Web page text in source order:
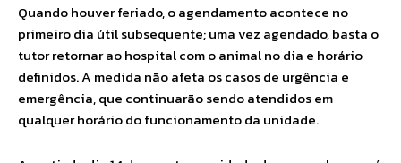
Quando houver feriado, o agendamento acontece no
primeiro dia útil subsequente; uma vez agendado, basta o
tutor retornar ao hospital com o animal no dia e horário
definidos. A medida não afeta os casos de urgência e
emergência, que continuarão sendo atendidos em
qualquer horário do funcionamento da unidade.